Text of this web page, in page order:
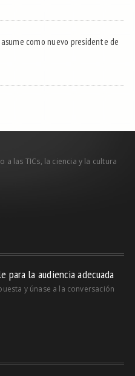
como nuevo presidente de
a las TICs, la ciencia y la cultura
para la audiencia adecuada
y únase a la conversación